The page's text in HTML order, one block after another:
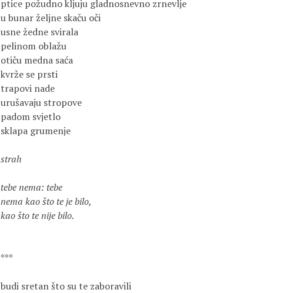
ptice požudno kljuju gladnosnevno zrnevlje
u bunar željne skaču oči
usne žedne svirala
pelinom oblažu
otiču medna saća
kvrže se prsti
trapovi nade
urušavaju stropove
padom svjetlo
sklapa grumenje
strah
tebe nema: tebe
nema kao što te je bilo,
kao što te nije bilo.
***
budi sretan što su te zaboravili